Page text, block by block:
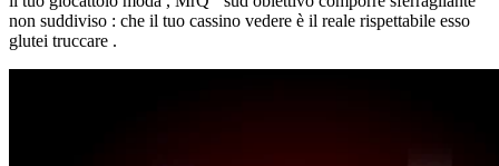
non suddiviso : che il tuo cassino vedere è il reale rispettabile esso
glutei truccare .